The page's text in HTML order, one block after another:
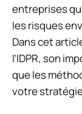
entreprises
les risques
Dans cet
l’IDPR, son
que les
votre